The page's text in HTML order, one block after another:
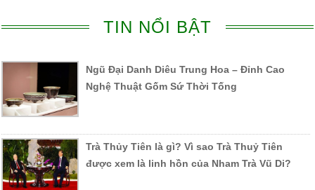
TIN NỔI BẬT
Ngũ Đại Danh Diêu Trung Hoa – Đỉnh Cao
Nghệ Thuật Gốm Sứ Thời Tống
Trà Thủy Tiên là gì? Vì sao Trà Thuỷ Tiên
được xem là linh hồn của Nham Trà Vũ Di?